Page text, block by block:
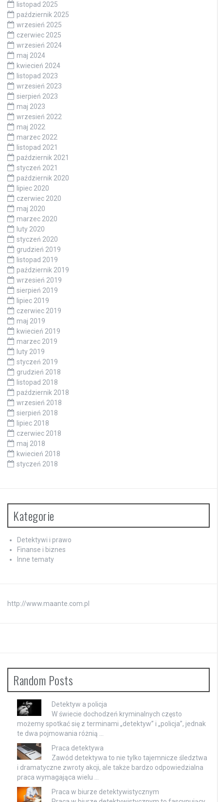
listopad 2025
październik 2025
wrzesień 2025
czerwiec 2025
wrzesień 2024
maj 2024
kwiecień 2024
listopad 2023
wrzesień 2023
sierpień 2023
maj 2023
wrzesień 2022
maj 2022
marzec 2022
listopad 2021
październik 2021
styczeń 2021
październik 2020
lipiec 2020
czerwiec 2020
maj 2020
marzec 2020
luty 2020
styczeń 2020
grudzień 2019
listopad 2019
październik 2019
wrzesień 2019
sierpień 2019
lipiec 2019
czerwiec 2019
maj 2019
kwiecień 2019
marzec 2019
luty 2019
styczeń 2019
grudzień 2018
listopad 2018
październik 2018
wrzesień 2018
sierpień 2018
lipiec 2018
czerwiec 2018
maj 2018
kwiecień 2018
styczeń 2018
Kategorie
Detektywi i prawo
Finanse i biznes
Inne tematy
http://www.maante.com.pl
Random Posts
Detektyw a policja
W świecie dochodzeń kryminalnych często
możemy spotkać się z terminami „detektyw” i „policja”, jednak
te dwa pojmowania różnią …
Praca detektywa
Zawód detektywa to nie tylko tajemnicze śledztwa
i dramatyczne zwroty akcji, ale także bardzo odpowiedzialna
praca wymagająca wielu …
Praca w biurze detektywistycznym